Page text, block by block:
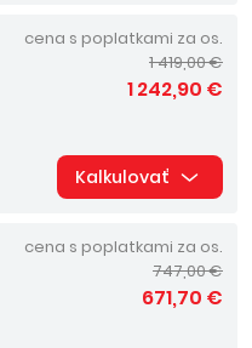
cena s poplatkami za os.
1 419,00 €
1 242,90 €
Kalkulovať
cena s poplatkami za os.
747,00 €
671,70 €